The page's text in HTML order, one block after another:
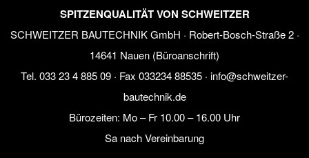
SPITZENQUALITÄT VON SCHWEITZER
SCHWEITZER BAUTECHNIK GmbH · Robert-Bosch-Straße 2 ·
14641 Nauen (Büroanschrift)
Tel. 033 23 4 885 09 · Fax 033234 88535 · info@schweitzer-
bautechnik.de
Bürozeiten: Mo – Fr 10.00 – 16.00 Uhr
Sa nach Vereinbarung